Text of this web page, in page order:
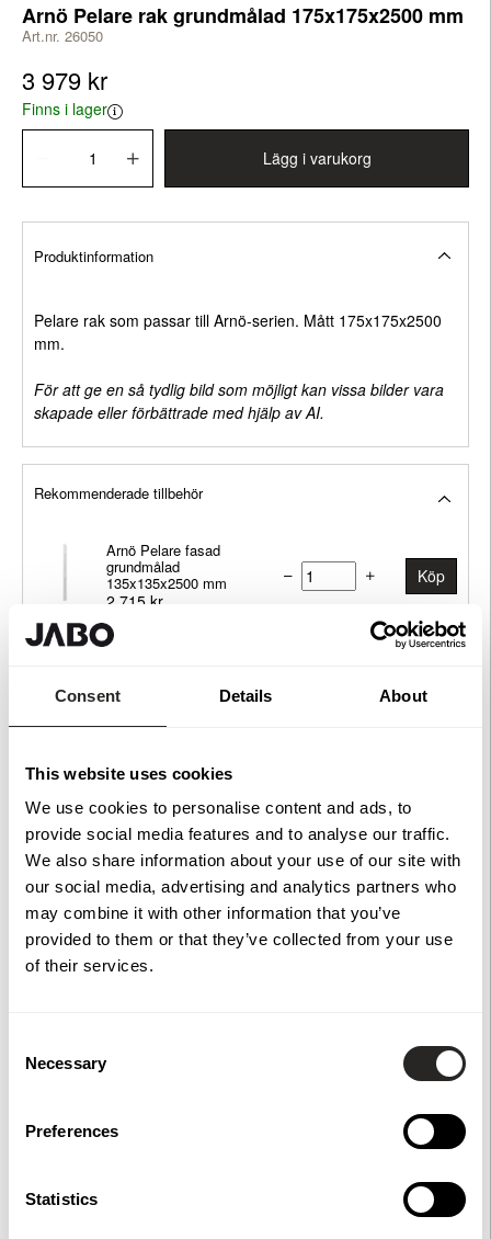
Consent Details About
This website uses cookies
We use cookies to personalise content and ads, to
provide social media features and to analyse our traffic.
We also share information about your use of our site with
our social media, advertising and analytics partners who
may combine it with other information that you’ve
provided to them or that they’ve collected from your use
of their services.
Selection
Necessary
Preferences
Statistics
Arnö Pelare rak grundmålad 175x175x2500 mm
Art.nr. 26050
3 979 kr
Finns i lager
Lägg i varukorg
Produktinformation
Pelare rak som passar till Arnö-serien. Mått 175x175x2500
mm.
För att ge en så tydlig bild som möjligt kan vissa bilder vara
skapade eller förbättrade med hjälp av AI.
Rekommenderade tillbehör
Arnö Pelare fasad
grundmålad
135x135x2500 mm
2 715 kr
Köp
Arnö Räckespelare fasad
grundmålad 66x900 mm Köp
Arnö Underliggare grundmålad
349 kr
grundmålad 2400x65x20
299 kr
Arnö Räckespelare grundmålad
105x105x700 mm
595 kr
Köp
Arnö Räckespelare
grundmålad 66x66x900
mm
395 kr
Köp
Köp